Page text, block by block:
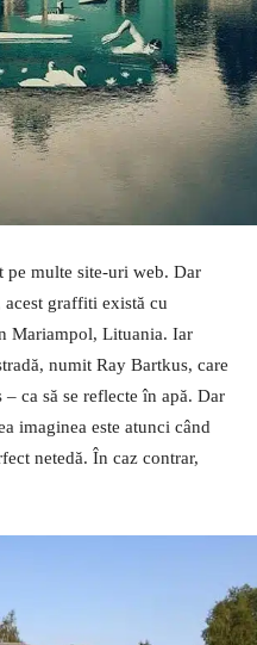
pe multe site-uri web. Dar
acest graffiti există cu
Mariampol, Lituania. Iar
numit Ray Bartkus, care
ca să se reflecte în apă. Dar
imaginea este atunci când
netedă. În caz contrar,